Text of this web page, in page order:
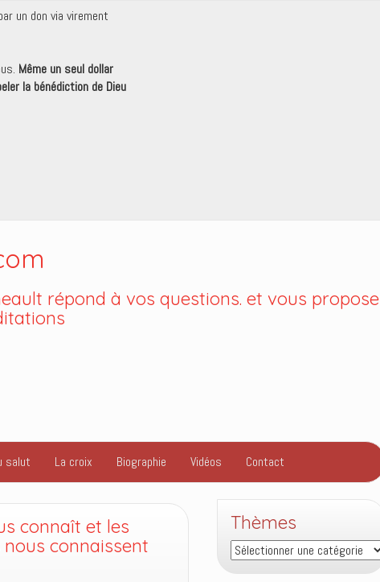
un don via virement
Même un seul dollar
la bénédiction de Dieu
répond à vos questions. et vous propose
salut La croix Biographie Vidéos Contact
connaît et les
connaissent
Thèmes
Thèmes